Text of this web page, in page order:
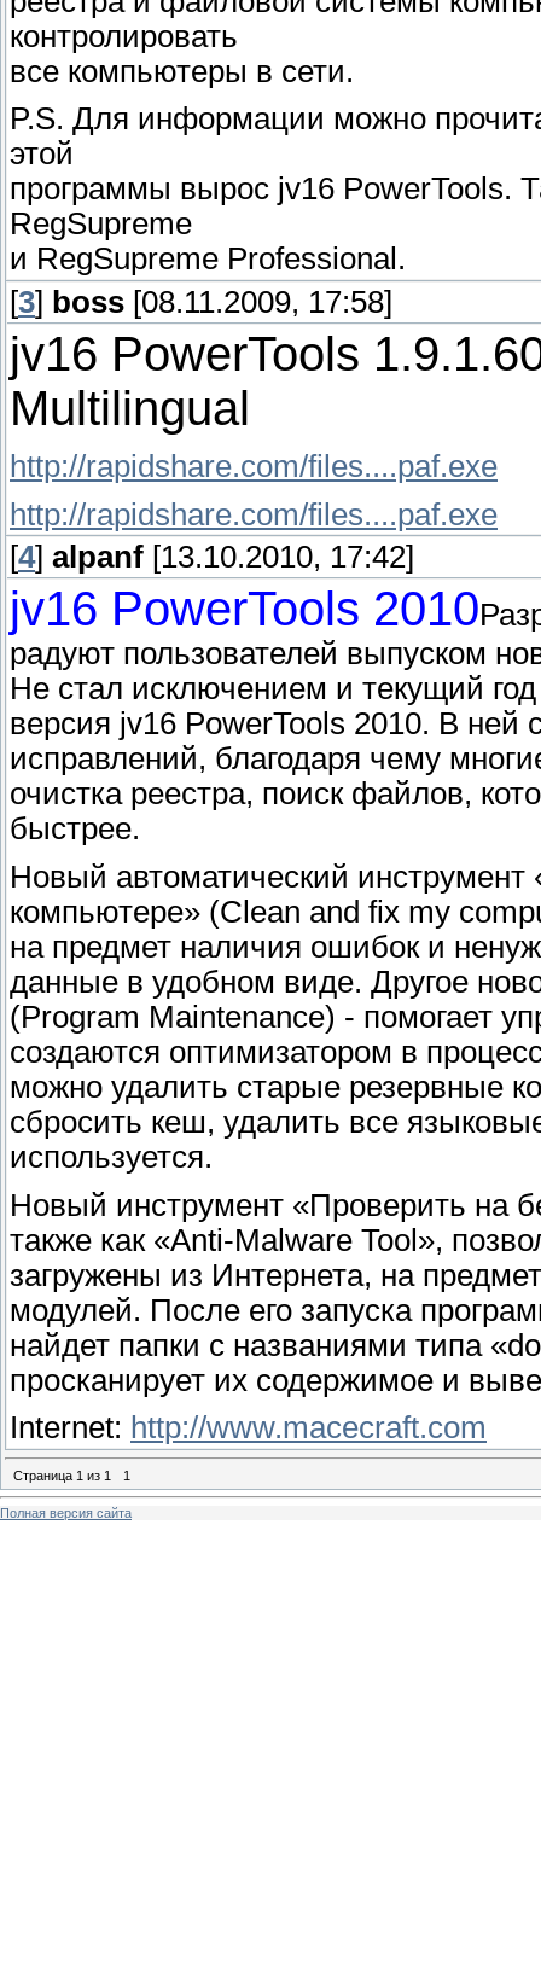
контролировать
все компьютеры в сети.
P.S. Для информации можно
этой
программы вырос jv16 PowerTools.
RegSupreme
и RegSupreme Professional.
[3] boss [08.11.2009, 17:58]
jv16 PowerTools
Multilingual
http://rapidshare.com/files....paf.exe
http://rapidshare.com/files....paf.exe
[4] alpanf [13.10.2010, 17:42]
jv16 PowerTools 2010
радуют пользователей выпуском
Не стал исключением и текущий
версия jv16 PowerTools 2010. В ней
исправлений, благодаря чему
очистка реестра, поиск файлов,
быстрее.
Новый автоматический
компьютере» (Clean and fix my
на предмет наличия ошибок и
данные в удобном виде. Другое
(Program Maintenance) - помогает
создаются оптимизатором в
можно удалить старые резервные
сбросить кеш, удалить все
используется.
Новый инструмент «Проверить на
также как «Anti-Malware Tool»,
загружены из Интернета, на
модулей. После его запуска
найдет папки с названиями типа
просканирует их содержимое и
Internet: http://www.macecraft.com
Страница 1 из 1 1
Полная версия сайта